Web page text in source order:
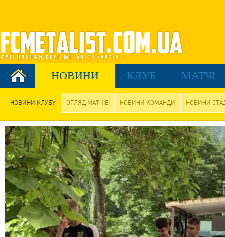
НОВИНИ КЛУБ МАТЧІ
НОВИНИ КЛУБУ ОГЛЯД МАТЧІВ НОВИНИ КОМАНДИ НОВИНИ